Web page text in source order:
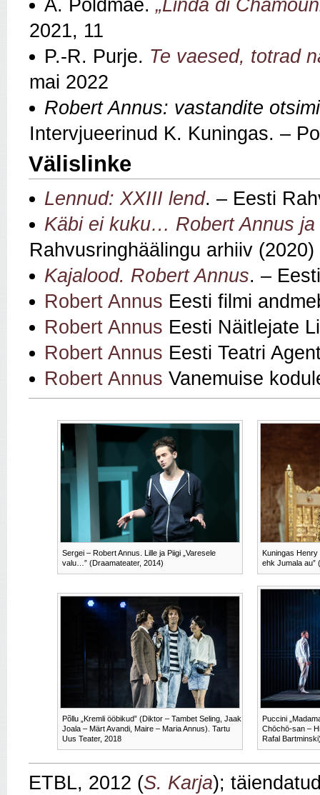
A. Põldmäe. „Linda di
2021, 11
P.-R. Purje. Te vaesed, totrad
mai 2022
Robert Annus: vastandite
Intervjueerinud K. Kuningas. –
Välislinke
Lennud: XXIII lend. – Eesti
Käbi ei kuku… Robert Annus ja
Rahvusringhäälingu arhiiv (2020)
Kajalood. Robert Annus. –
Robert Annus Eesti filmi
Robert Annus Eesti Näitlejate
Robert Annus Eesti Teatri
Robert Annus Vanemuise
Sergei – Robert Annus. Lille ja Piigi „Varesele
valu…” (Draamateater, 2014)
Kuningas Henry
ehk Jumala au”
Põllu „Kremli ööbikud” (Diktor – Tambet Seling, Jaak
Joala – Märt Avandi, Maire – Maria Annus). Tartu
Uus Teater, 2018
Puccini
Chōchō-san –
Rafal
ETBL, 2012 (S. Karja);